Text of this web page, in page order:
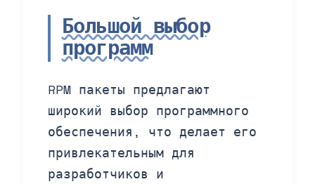
Большой выбор
программ
RPM пакеты предлагают
широкий выбор программного
обеспечения, что делает его
привлекательным для
разработчиков и